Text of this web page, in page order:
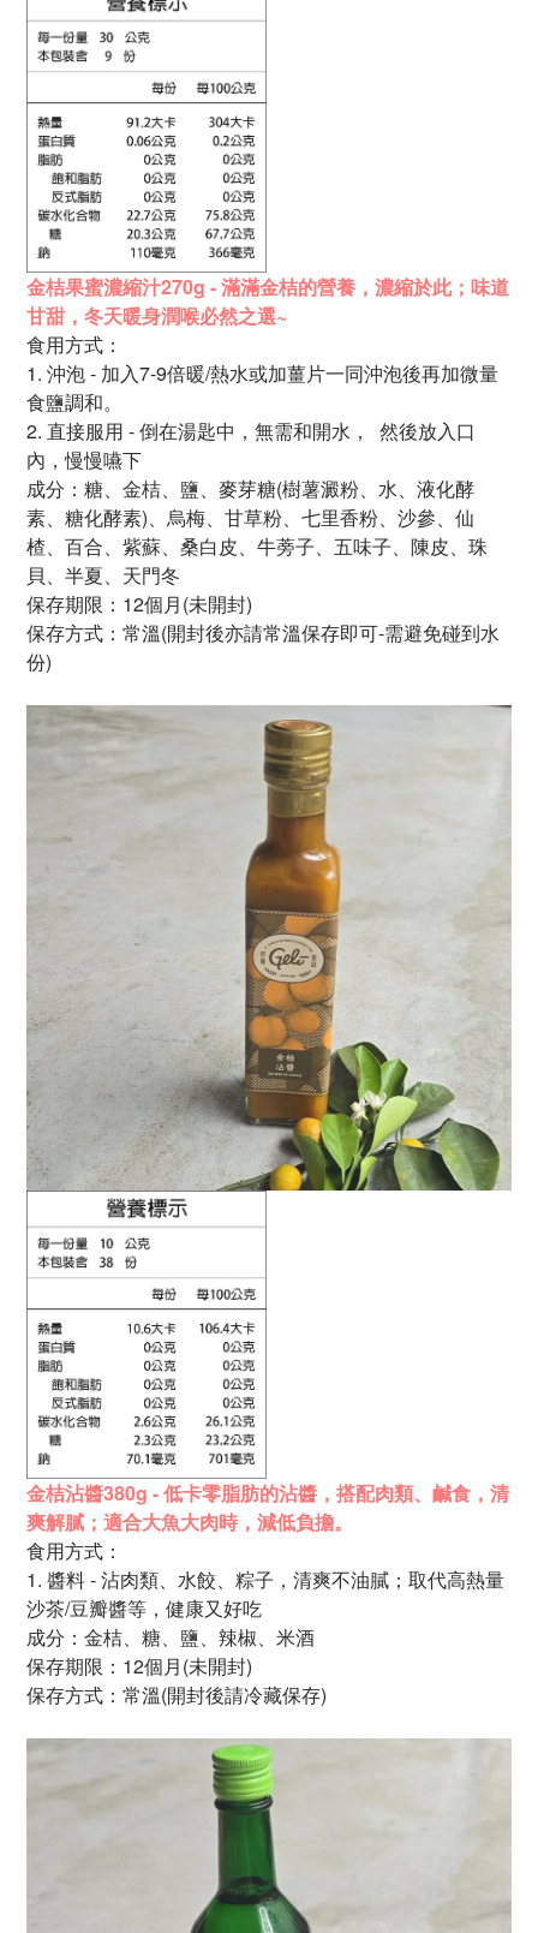
金桔果蜜濃縮汁270g - 滿滿金桔的營養， 濃縮於此；味道
甘甜， 冬天暖身潤喉必然之選~
食用方式：
1. 沖泡 - 加入7-9倍暖/熱水或加薑片一同沖泡後再加微量
食鹽調和。
2. 直接服用 - 倒在湯匙中，無需和開水，
然後放入口
內，慢慢嚥下
成分：糖、金桔、鹽、麥芽糖(樹薯澱粉、水、液化酵
素、 糖化酵素)、烏梅、甘草粉、 七里香粉、沙參、仙
楂、 百合、紫蘇、桑白皮、 牛蒡子、五味子、陳皮、 珠
貝、半夏、天門冬
保存期限：12個月(未開封)
保存方式：常溫(開封後亦請常溫保存即可-需避免碰到水
份)
金桔沾醬380g - 低卡零脂肪的沾醬， 搭配肉類、鹹食， 清
爽解膩；適合大魚大肉時， 減低負擔。
食用方式：
1. 醬料 - 沾肉類、水餃、粽子，清爽不油膩； 取代高熱量
沙茶/豆瓣醬等，健康又好吃
成分：金桔、糖、鹽、辣椒、 米酒
保存期限：12個月(未開封)
保存方式：常溫(開封後請冷藏保存)